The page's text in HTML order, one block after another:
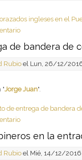
ingleses en el
de bandera de
Rubio el Lun, 26/12/
"Jorge Juan".
de entrega de bandera
en la
Rubio el Mié, 14/12/2016